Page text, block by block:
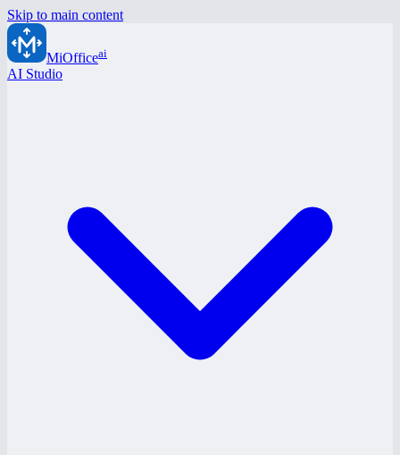
Skip to main content
MiOfficeai
AI Studio